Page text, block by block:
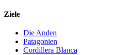
Ziele
Die Anden
Patagonien
Cordillera Blanca